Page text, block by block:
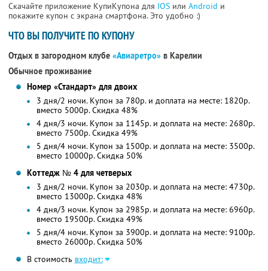
Скачайте приложение КупиКупона для IOS или Android и
покажите купон с экрана смартфона. Это удобно :)
ЧТО ВЫ ПОЛУЧИТЕ ПО КУПОНУ
Отдых в загородном клубе «Авиаретро» в Карелии
Обычное проживание
Номер «Стандарт» для двоих
3 дня/2 ночи. Купон за 780р. и доплата на месте: 1820р.
вместо 5000р.Скидка 48%
4 дня/3 ночи. Купон за 1145р. и доплата на месте: 2680р.
вместо 7500р.Скидка 49%
5 дня/4 ночи. Купон за 1500р. и доплата на месте: 3500р.
вместо 10000р. Скидка 50%
Коттедж № 4 для четверых
3 дня/2 ночи. Купон за 2030р. и доплата на месте: 4730р.
вместо 13000р. Скидка 48%
4 дня/3 ночи. Купон за 2985р. и доплата на месте: 6960р.
вместо 19500р. Скидка 49%
5 дня/4 ночи. Купон за 3900р. и доплата на месте: 9100р.
вместо 26000р. Скидка 50%
В стоимость входит: